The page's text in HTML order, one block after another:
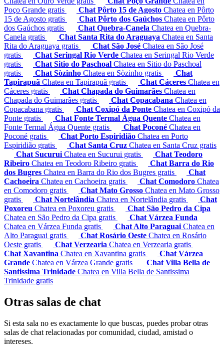
Poço Grande gratis
Chat Pôrto 15 de Agosto Chatea en Pôrto
15 de Agosto gratis
Chat Pôrto dos Gaúchos Chatea en Pôrto
dos Gaúchos gratis
Chat Quebra-Canela Chatea en Quebra-
Canela gratis
Chat Santa Rita do Araguaya Chatea en Santa
Rita do Araguaya gratis
Chat São José Chatea en São José
gratis
Chat Seringal Rio Verde Chatea en Seringal Rio Verde
gratis
Chat Sitio do Paschoal Chatea en Sitio do Paschoal
gratis
Chat Sòzinho Chatea en Sòzinho gratis
Chat
Tapirapuã Chatea en Tapirapuã gratis Chat Cáceres Chatea en
Cáceres gratis
Chat Chapada do Guimarães Chatea en
Chapada do Guimarães gratis
Chat Copacabana Chatea en
Copacabana gratis
Chat Coxipó da Ponte Chatea en Coxipó da
Ponte gratis
Chat Fonte Termal Água Quente Chatea en
Fonte Termal Água Quente gratis
Chat Poconé Chatea en
Poconé gratis
Chat Porto Espiridião Chatea en Porto
Espiridião gratis
Chat Santa Cruz Chatea en Santa Cruz gratis
Chat Sucurui Chatea en Sucurui gratis
Chat Teodoro
Ribeiro Chatea en Teodoro Ribeiro gratis
Chat Barra do Rio
dos Bugres Chatea en Barra do Rio dos Bugres gratis
Chat
Cachoeira Chatea en Cachoeira gratis Chat Comodoro Chatea
en Comodoro gratis
Chat Mato Grosso Chatea en Mato Grosso
gratis
Chat Nortelândia Chatea en Nortelândia gratis
Chat
Poxoreu Chatea en Poxoreu gratis
Chat São Pedro da Cipa
Chatea en São Pedro da Cipa gratis
Chat Várzea Funda
Chatea en Várzea Funda gratis
Chat Alto Paraguai Chatea en
Alto Paraguai gratis
Chat Rosário Oeste Chatea en Rosário
Oeste gratis
Chat Verzearia Chatea en Verzearia gratis
Chat Xavantina Chatea en Xavantina gratis
Chat Várzea
Grande Chatea en Várzea Grande gratis
Chat Villa Bella de
Santissima Trinidade Chatea en Villa Bella de Santissima
Trinidade gratis
Otras salas de chat
Si esta sala no es exactamente lo que buscas, puedes probar otras
salas de chat relacionadas por comunidad, ciudad, amistad o
intereses.